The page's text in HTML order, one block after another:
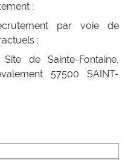
;
par voie de
;
de Sainte-Fontaine,
57500 SAINT-